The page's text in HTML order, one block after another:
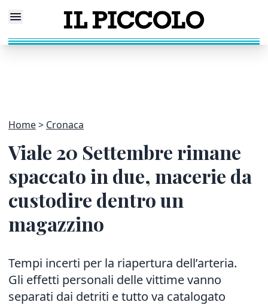
Home Cronaca
Viale 20 Settembre rimane
spaccato in due, macerie da
custodire dentro un
magazzino
Tempi incerti per la riapertura dell’arteria.
Gli effetti personali delle vittime vanno
separati dai detriti e tutto va catalogato